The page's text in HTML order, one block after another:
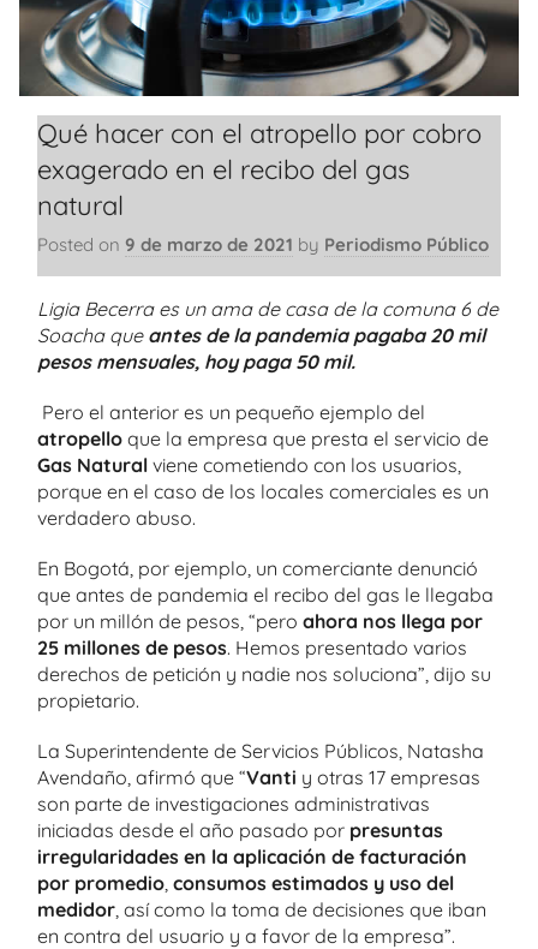
Qué hacer con el atropello por cobro
exagerado en el recibo del gas
natural
Posted on 9 de marzo de 2021 by Periodismo Público
Ligia Becerra es un ama de casa de la comuna 6 de
Soacha que antes de la pandemia pagaba 20 mil
pesos mensuales, hoy paga 50 mil.
Pero el anterior es un pequeño ejemplo del
atropello que la empresa que presta el servicio de
Gas Natural viene cometiendo con los usuarios,
porque en el caso de los locales comerciales es un
verdadero abuso.
En Bogotá, por ejemplo, un comerciante denunció
que antes de pandemia el recibo del gas le llegaba
por un millón de pesos, “pero ahora nos llega por
25 millones de pesos. Hemos presentado varios
derechos de petición y nadie nos soluciona”, dijo su
propietario.
La Superintendente de Servicios Públicos, Natasha
Avendaño, afirmó que “Vanti y otras 17 empresas
son parte de investigaciones administrativas
iniciadas desde el año pasado por presuntas
irregularidades en la aplicación de facturación
por promedio consumos estimados y uso del
medidor , así como la toma de decisiones que iban
en contra del usuario y a favor de la empresa”.